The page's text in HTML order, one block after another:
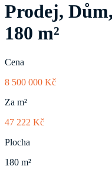
Prodej,
180 m²
Cena
8 500 000 Kč
Za m²
47 222 Kč
Plocha
180 m²